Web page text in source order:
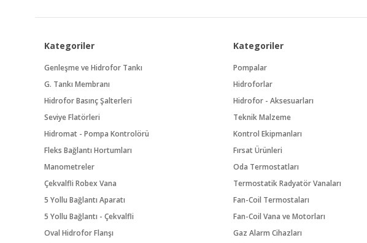
Kategoriler
Genleşme ve Hidrofor Tankı
G. Tankı Membranı
Hidrofor Basınç Şalterleri
Seviye Flatörleri
Hidromat - Pompa Kontrolörü
Fleks Bağlantı Hortumları
Manometreler
Çekvalfli Robex Vana
5 Yollu Bağlantı Aparatı
5 Yollu Bağlantı - Çekvalfli
Oval Hidrofor Flanşı
Kategoriler
Pompalar
Hidroforlar
Hidrofor - Aksesuarları
Teknik Malzeme
Kontrol Ekipmanları
Fırsat Ürünleri
Oda Termostatları
Termostatik Radyatör Vanaları
Fan-Coil Termostaları
Fan-Coil Vana ve Motorları
Gaz Alarm Cihazları